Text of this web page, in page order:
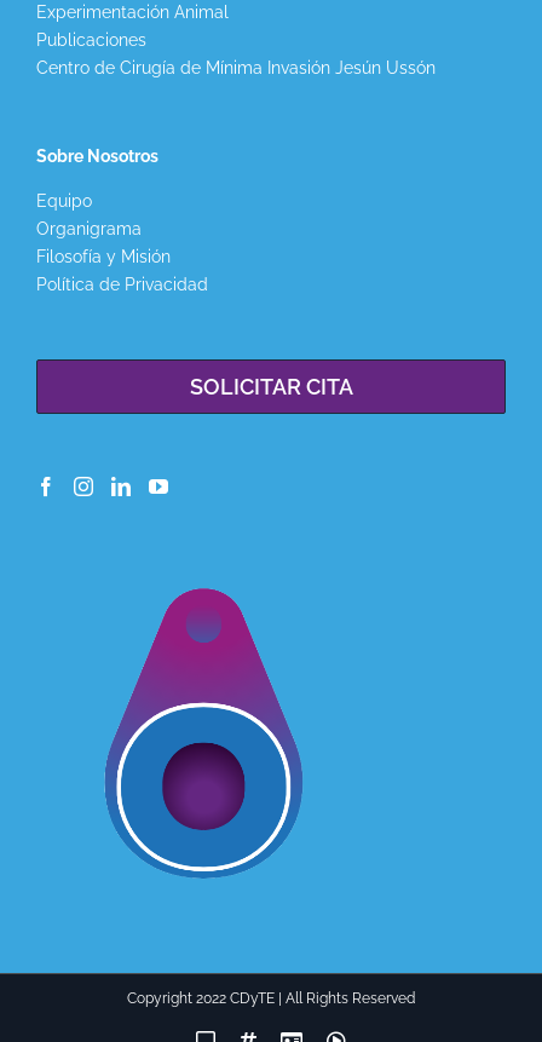
Experimentación Animal
Publicaciones
Centro de Cirugía de Mínima Invasión Jesún Ussón
Sobre Nosotros
Equipo
Organigrama
Filosofía y Misión
Política de Privacidad
SOLICITAR CITA
Copyright 2022 CDyTE | All Rights Reserved